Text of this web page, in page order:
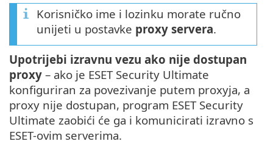
Korisničko ime i lozinku morate ručno
unijeti u postavke proxy servera.
Upotrijebi izravnu vezu ako nije dostupan
proxy – ako je ESET Security Ultimate
konfiguriran za povezivanje putem proxyja, a
proxy nije dostupan, program ESET Security
Ultimate zaobići će ga i komunicirati izravno s
ESET-ovim serverima.